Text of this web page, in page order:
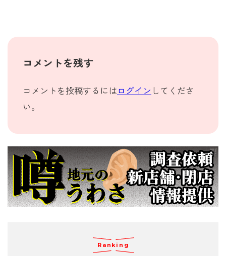
コメントを残す
コメントを投稿するには ログイン してくださ
い。
Ranking